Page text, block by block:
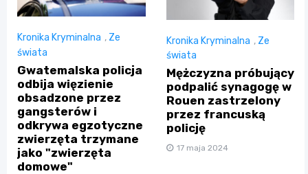
Kronika Kryminalna , Ze
świata
Gwatemalska policja
odbija więzienie
obsadzone przez
gangsterów i
odkrywa egzotyczne
zwierzęta trzymane
jako "zwierzęta
domowe"
Kronika Kryminalna , Ze
świata
Mężczyzna próbujący
podpalić synagogę w
Rouen zastrzelony
przez francuską
policję
17 maja 2024